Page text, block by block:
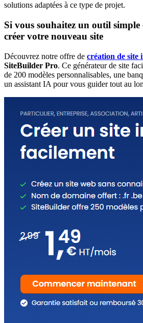
solutions adaptées à ce type de projet.
Si vous souhaitez un outil
créer votre nouveau site
Découvrez notre offre de création de site
SiteBuilder Pro. Ce générateur de site
de 200 modèles personnalisables, une
un assistant IA pour vous guider tout au